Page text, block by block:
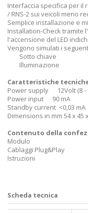
Interfaccia specifica per il
/ RNS-2 sui veicoli meno
Semplice installazione e
Installation-Check tramite
l'accensione del LED
Vengono simulati i
Sotto chiave
Illuminazione
Caratteristiche
Power supply 12Volt (8 -
Power input 90 mA
Standby current <0,03 mA
Dimensions in mm 54 x 45
Contenuto della
Modulo
Cablaggi Plug&Play
Istruzioni
Scheda tecnica